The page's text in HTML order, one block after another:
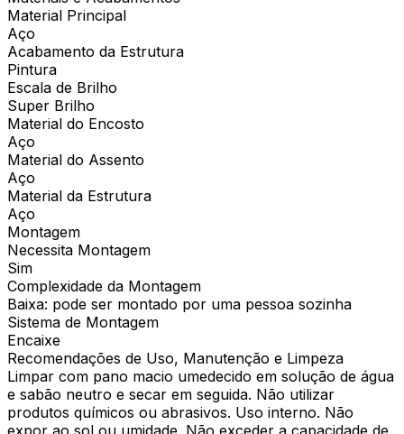
Material Principal
Aço
Acabamento da Estrutura
Pintura
Escala de Brilho
Super Brilho
Material do Encosto
Aço
Material do Assento
Aço
Material da Estrutura
Aço
Montagem
Necessita Montagem
Sim
Complexidade da Montagem
Baixa: pode ser montado por uma pessoa sozinha
Sistema de Montagem
Encaixe
Recomendações de Uso, Manutenção e Limpeza
Limpar com pano macio umedecido em solução de água
e sabão neutro e secar em seguida. Não utilizar
produtos químicos ou abrasivos. Uso interno. Não
expor ao sol ou umidade. Não exceder a capacidade de